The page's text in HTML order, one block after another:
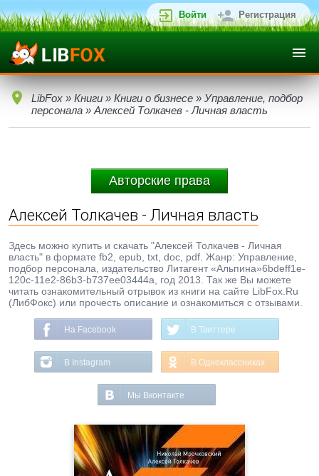
Войти Регистрация
LibFox » Книги » Книги о бизнесе » Управление, подбор
персонала » Алексей Толкачев - Личная власть
Авторские права
Алексей Толкачев - Личная власть
Здесь можно купить и скачать "Алексей Толкачев - Личная
власть" в формате fb2, epub, txt, doc, pdf. Жанр: Управление,
подбор персонала, издательство Литагент «Альпина»6bdeff1e-
120c-11e2-86b3-b737ee03444a, год 2013. Так же Вы можете
читать ознакомительный отрывок из книги на сайте LibFox.Ru
(ЛибФокс) или прочесть описание и ознакомиться с отзывами.
На Facebook В Твиттере
В Instagram В Одноклассниках
Мы Вконтакте